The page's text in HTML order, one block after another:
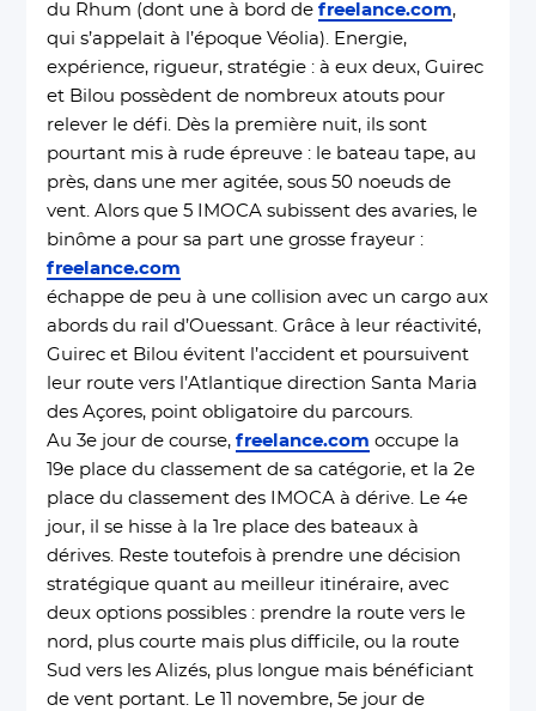
du Rhum (dont une à bord defreelance.com,
qui s’appelait à l’époque Véolia). Energie,
expérience, rigueur, stratégie : à eux deux, Guirec
et Bilou possèdent de nombreux atouts pour
relever le défi. Dès la première nuit, ils sont
pourtant mis à rude épreuve : le bateau tape, au
près, dans une mer agitée, sous 50 noeuds de
vent. Alors que 5 IMOCA subissent des avaries, le
binôme a pour sa part une grosse frayeur :
freelance.com
échappe de peu à une collision avec un cargo aux
abords du rail d’Ouessant. Grâce à leur réactivité,
Guirec et Bilou évitent l’accident et poursuivent
leur route vers l’Atlantique direction Santa Maria
des Açores, point obligatoire du parcours.
Au 3e jour de course,freelance.com occupe la
19e place du classement de sa catégorie, et la 2e
place du classement des IMOCA à dérive. Le 4e
jour, il se hisse à la 1re place des bateaux à
dérives. Reste toutefois à prendre une décision
stratégique quant au meilleur itinéraire, avec
deux options possibles : prendre la route vers le
nord, plus courte mais plus difficile, ou la route
Sud vers les Alizés, plus longue mais bénéficiant
de vent portant. Le 11 novembre, 5e jour de